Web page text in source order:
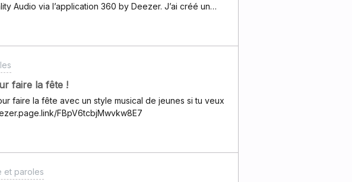
Audio via l’application 360 by Deezer. J’ai créé un
mais impossible de trouver la moindre chanson
une playlist, un album ou un artiste, on me dit qu’il n’y
à l’ensemble des titres? Qu’est-ce que j’ai loupé
faire la fête !
faire la fête avec un style musical de jeunes si tu veux
FBpV6tcbjMwvkw8E7
et paroles